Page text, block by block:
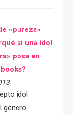
«pureza»
si una idol
posa en
idol
género